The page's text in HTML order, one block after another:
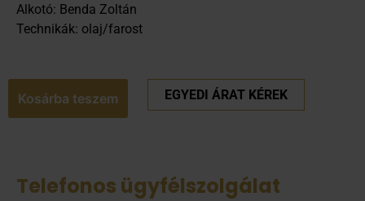
Alkotó: Benda Zoltán
Technikák: olaj/farost
Kosárba teszem EGYEDI ÁRAT KÉREK
Telefonos ügyfélszolgálat